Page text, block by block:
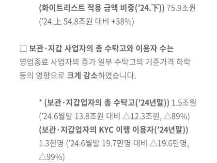
(화이트리스트 적용 금액 비중(’24.下)) 75.9조원
(’24.上 54.8조원 대비 +38%)
□ 보관·지갑 사업자의 총 수탁고와 이용자 수는
영업종료 사업자의 증가 일부 수탁고의 기준가격 하락
등의 영향으로 크게 감소하였습니다.
* (보관·지갑업자의 총 수탁고(’24년말)) 1.5조원
(’24.6월말 13.8조원 대비 △12.3조원, △89%)
(보관·지갑업자의 KYC 이행 이용자(’24년말))
1.3천명 (’24.6월말 19.7만명 대비 △19.6만명,
△99%)